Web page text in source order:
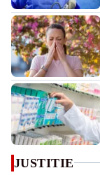
JUSTITIE